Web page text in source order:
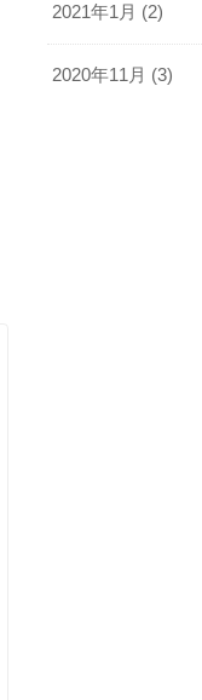
2021年1月 (2)
2020年11月 (3)